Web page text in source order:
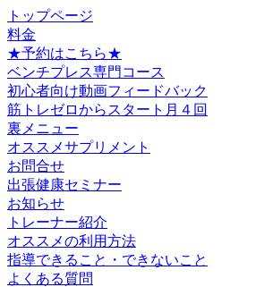
トップページ
料金
★予約はこちら★
ベンチプレス専門コース
初心者向け動画フィードバック
筋トレゼロからスタート月４回
裏メニュー
オススメサプリメント
お問合せ
出張健康セミナー
お知らせ
トレーナー紹介
オススメの利用方法
指導できること・できないこと
よくある質問